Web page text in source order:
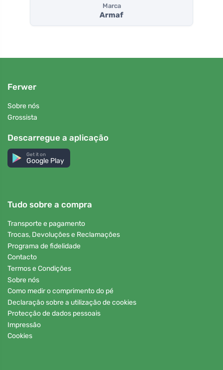
Marca
Armaf
Ferwer
Sobre nós
Grossista
Descarregue a aplicação
Get it on
Google Play
Tudo sobre a compra
Transporte e pagamento
Trocas, Devoluções e Reclamações
Programa de fidelidade
Contacto
Termos e Condições
Sobre nós
Como medir o comprimento do pé
Declaração sobre a utilização de cookies
Protecção de dados pessoais
Impressão
Cookies